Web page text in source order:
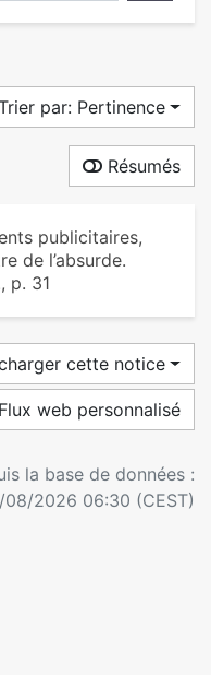
par: Pertinence
Résumés
publicitaires,
de l’absurde.
p. 31
cette notice
Flux web personnalisé
la base de données :
08/2026 06:30 (CEST)